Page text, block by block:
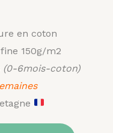
en coton
150g/m2
(0-6mois-coton)